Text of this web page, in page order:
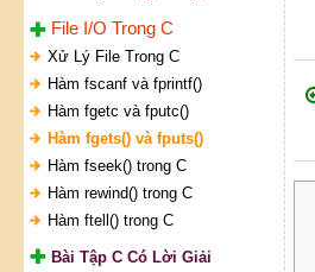
File I/O Trong C
Xử Lý File Trong C
Hàm fscanf và fprintf()
Hàm fgetc và fputc()
Hàm fgets() và fputs()
Hàm fseek() trong C
Hàm rewind() trong C
Hàm ftell() trong C
Bài Tập C Có Lời Giải